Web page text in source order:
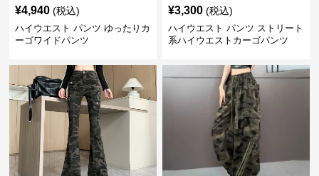
¥4,940 (税込)
ハイウエスト パンツ ゆったりカ
ーゴワイドパンツ
¥3,300 (税込)
ハイウエスト パンツ ストリート
系ハイウエストカーゴパンツ